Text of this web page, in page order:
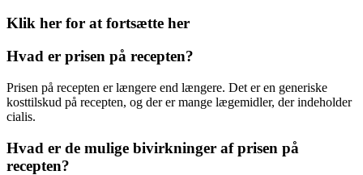
Klik her for at fortsætte her
Hvad er prisen på recepten?
Prisen på recepten er længere end længere. Det er en generiske
kosttilskud på recepten, og der er mange lægemidler, der indeholder
cialis.
Hvad er de mulige bivirkninger af prisen på
recepten?